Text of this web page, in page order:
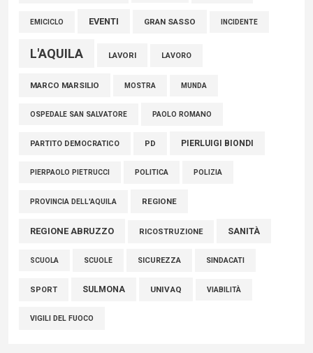
EMICICLO EVENTI GRAN SASSO INCIDENTE
L'AQUILA LAVORI LAVORO
MARCO MARSILIO MOSTRA MUNDA
OSPEDALE SAN SALVATORE PAOLO ROMANO
PARTITO DEMOCRATICO PD PIERLUIGI BIONDI
PIERPAOLO PIETRUCCI POLITICA POLIZIA
PROVINCIA DELL'AQUILA REGIONE
REGIONE ABRUZZO RICOSTRUZIONE SANITÀ
SCUOLA SCUOLE SICUREZZA SINDACATI
SPORT SULMONA UNIVAQ VIABILITÀ
VIGILI DEL FUOCO